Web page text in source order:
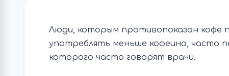
Люди, которым противопоказан кофе
употреблять меньше кофеина, часто
которого часто говорят врачи.